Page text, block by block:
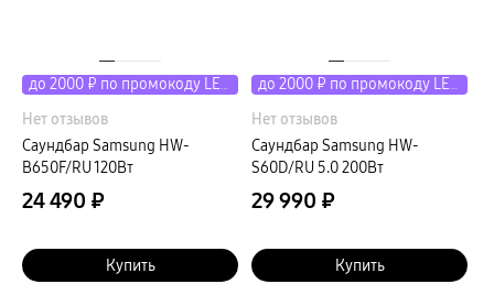
до 2000 ₽ по промокоду LETO
Нет отзывов
Саундбар Samsung HW-
B650F/RU 120Вт
24 490 ₽
Купить
до 2000 ₽ по промокоду LETO
Нет отзывов
Саундбар Samsung HW-
S60D/RU 5.0 200Вт
29 990 ₽
Купить